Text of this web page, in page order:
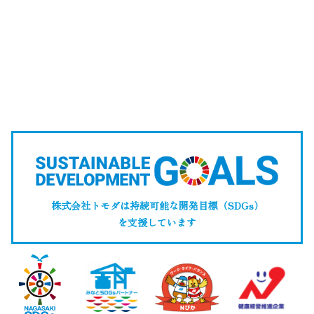
株式会社トモダは持続可能な開発目標（SDGs）
を支援しています